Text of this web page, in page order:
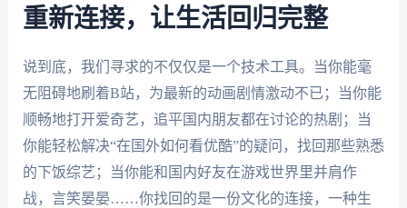
重新连接，让生活回归完整
说到底，我们寻求的不仅仅是一个技术工具。当你能毫
无阻碍地刷着B站，为最新的动画剧情激动不已；当你能
顺畅地打开爱奇艺，追平国内朋友都在讨论的热剧；当
你能轻松解决“在国外如何看优酷”的疑问，找回那些熟悉
的下饭综艺；当你能和国内好友在游戏世界里并肩作
战，言笑晏晏……你找回的是一份文化的连接，一种生